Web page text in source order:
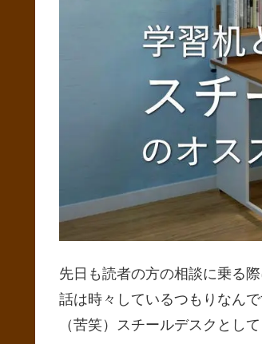
先日も読者の方の相談に乗る
話は時々しているつもりなん
（苦笑）スチールデスクとし